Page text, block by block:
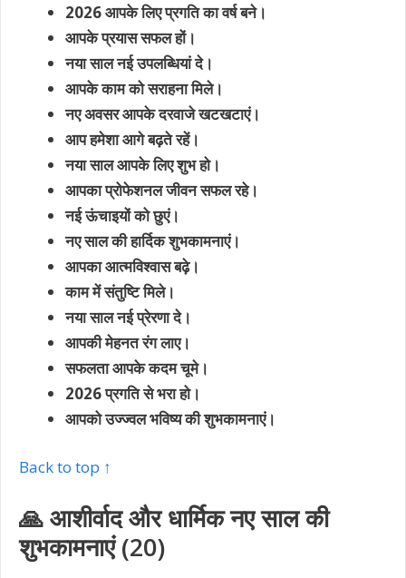
2026 आपके लिए प्रगति का वर्ष बने।
आपके प्रयास सफल हों।
नया साल नई उपलब्धियां दे।
आपके काम को सराहना मिले।
नए अवसर आपके दरवाजे खटखटाएं।
आप हमेशा आगे बढ़ते रहें।
नया साल आपके लिए शुभ हो।
आपका प्रोफेशनल जीवन सफल रहे।
नई ऊंचाइयों को छुएं।
नए साल की हार्दिक शुभकामनाएं।
आपका आत्मविश्वास बढ़े।
काम में संतुष्टि मिले।
नया साल नई प्रेरणा दे।
आपकी मेहनत रंग लाए।
सफलता आपके कदम चूमे।
2026 प्रगति से भरा हो।
आपको उज्ज्वल भविष्य की शुभकामनाएं।
Back to top ↑
🙏 आशीर्वाद और धार्मिक नए साल की
शुभकामनाएं (20)